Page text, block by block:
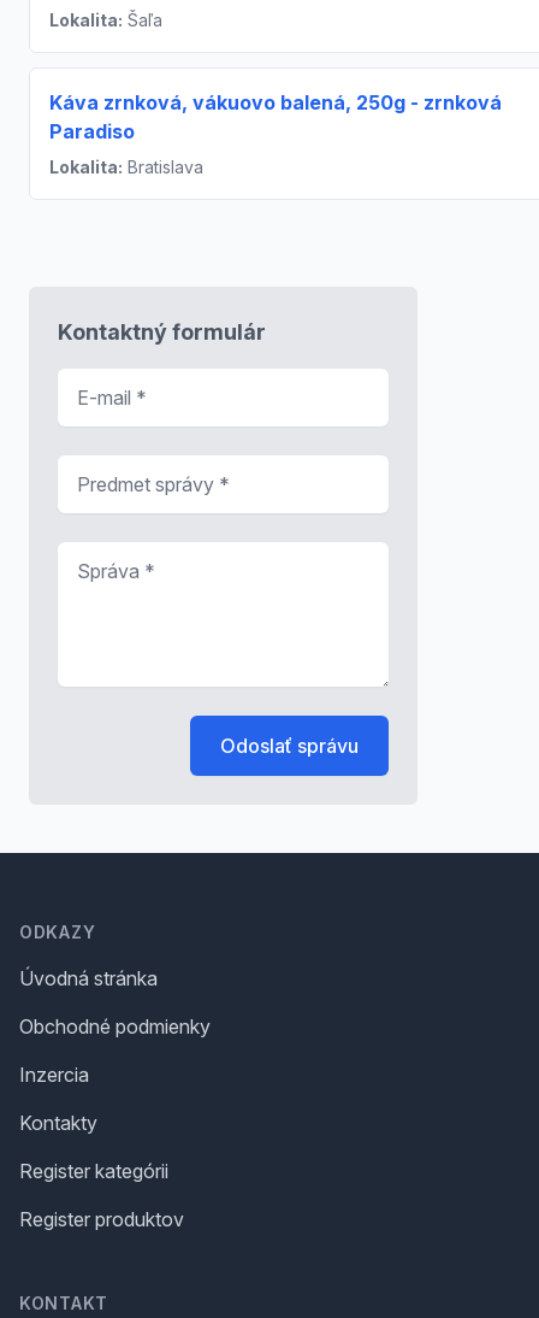
Lokalita: Šaľa
Káva zrnková, vákuovo balená, 250g - zrnková
Paradiso
Lokalita: Bratislava
Kontaktný formulár
Odoslať správu
ODKAZY
Úvodná stránka
Obchodné podmienky
Inzercia
Kontakty
Register kategórii
Register produktov
KONTAKT